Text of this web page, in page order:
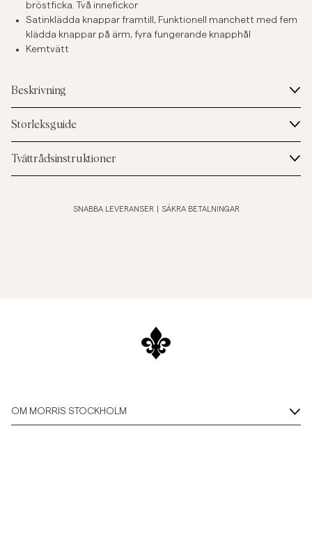
bröstficka. Två innefickor
Satinklädda knappar framtill, Funktionell manchett med fem
klädda knappar på ärm, fyra fungerande knapphål
Kemtvätt
Beskrivning
Storleksguide
Tvättrådsinstruktioner
SNABBA LEVERANSER SÄKRA BETALNINGAR
OM MORRIS STOCKHOLM